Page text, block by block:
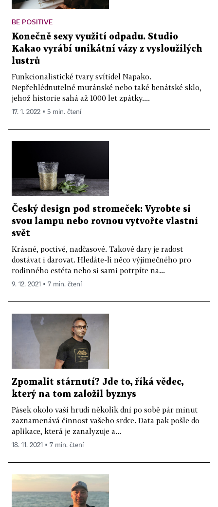
BE POSITIVE
Konečně sexy využití odpadu. Studio
Kakao vyrábí unikátní vázy z vysloužilých
lustrů
Funkcionalistické tvary svítidel Napako.
Nepřehlédnutelné muránské nebo také benátské sklo,
jehož historie sahá až 1000 let zpátky....
17. 1. 2022 ▪ 5 min. čtení
Český design pod stromeček: Vyrobte si
svou lampu nebo rovnou vytvořte vlastní
svět
Krásné, poctivé, nadčasové. Takové dary je radost
dostávat i darovat. Hledáte-li něco výjimečného pro
rodinného estéta nebo si sami potrpíte na...
9. 12. 2021 ▪ 7 min. čtení
Zpomalit stárnutí? Jde to, říká vědec,
který na tom založil byznys
Pásek okolo vaší hrudi několik dní po sobě pár minut
zaznamenává činnost vašeho srdce. Data pak pošle do
aplikace, která je zanalyzuje a...
18. 11. 2021 ▪ 7 min. čtení